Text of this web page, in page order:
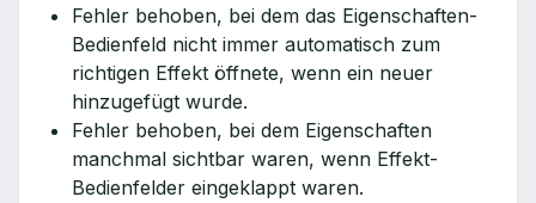
Fehler behoben, bei dem das Eigenschaften-
Bedienfeld nicht immer automatisch zum
richtigen Effekt öffnete, wenn ein neuer
hinzugefügt wurde.
Fehler behoben, bei dem Eigenschaften
manchmal sichtbar waren, wenn Effekt-
Bedienfelder eingeklappt waren.